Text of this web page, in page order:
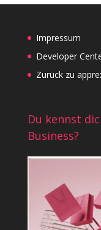
Impressum
Developer
Zurück zu
Du kennst
Business?